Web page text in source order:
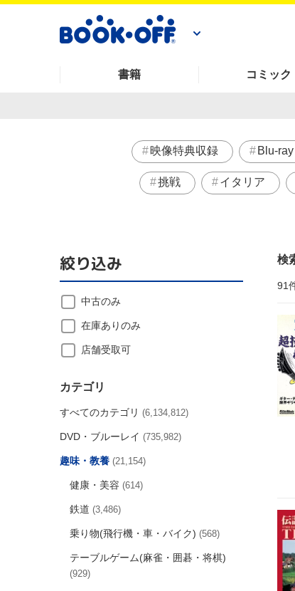
書籍 コミック
映像特典収録 Blu-ray
挑戦 イタリア
検
91
絞り込み
中古のみ
在庫ありのみ
店舗受取可
カテゴリ
すべてのカテゴリ (6,134,812)
DVD・ブルーレイ (735,982)
趣味・教養 (21,154)
健康・美容 (614)
鉄道 (3,486)
乗り物(飛行機・車・バイク) (568)
テーブルゲーム(麻雀・囲碁・将棋)
(929)